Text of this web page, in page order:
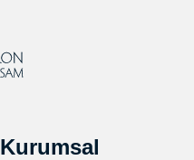
Kurumsal